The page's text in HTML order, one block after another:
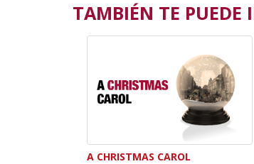
TAMBIÉN TE PUEDE
A CHRISTMAS CAROL